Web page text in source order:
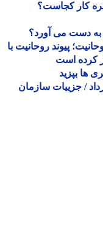
کار کجاست؟
دست می آورد؟
پیوند روحانیت با
است
بپزید
در اواخر مرداد / جزییات سازمان